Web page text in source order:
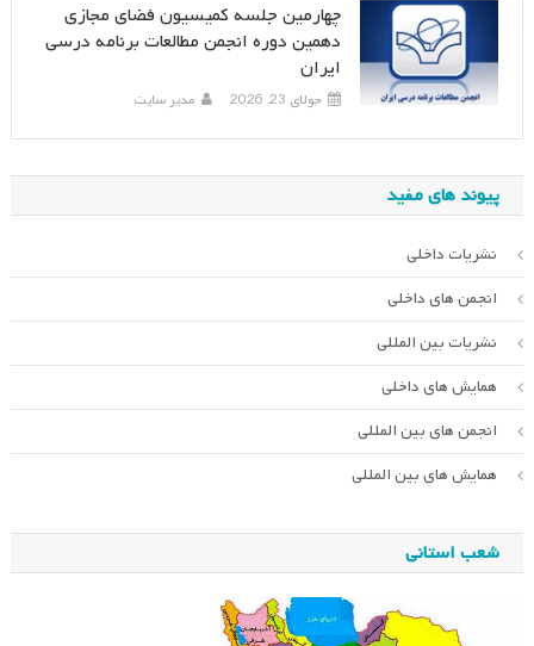
چهارمین جلسه کمیسیون فضای مجازی
دهمین دوره انجمن مطالعات برنامه درسی
ایران
جولای 23, 2026 مدیر سایت
پیوند های مفید
نشریات داخلی
انجمن های داخلی
نشریات بین المللی
همایش های داخلی
انجمن های بین المللی
همایش های بین المللی
شعب استانی